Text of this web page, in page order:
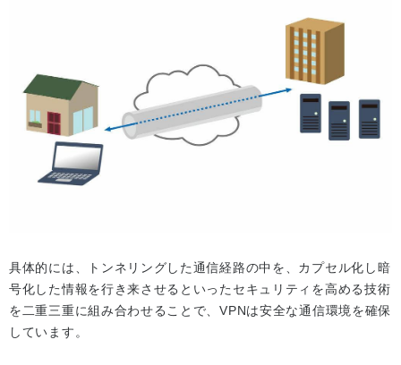
具体的には、トンネリングした通信経路の中を、カプセル化し暗
号化した情報を行き来させるといったセキュリティを高める技術
を二重三重に組み合わせることで、VPNは安全な通信環境を確保
しています。